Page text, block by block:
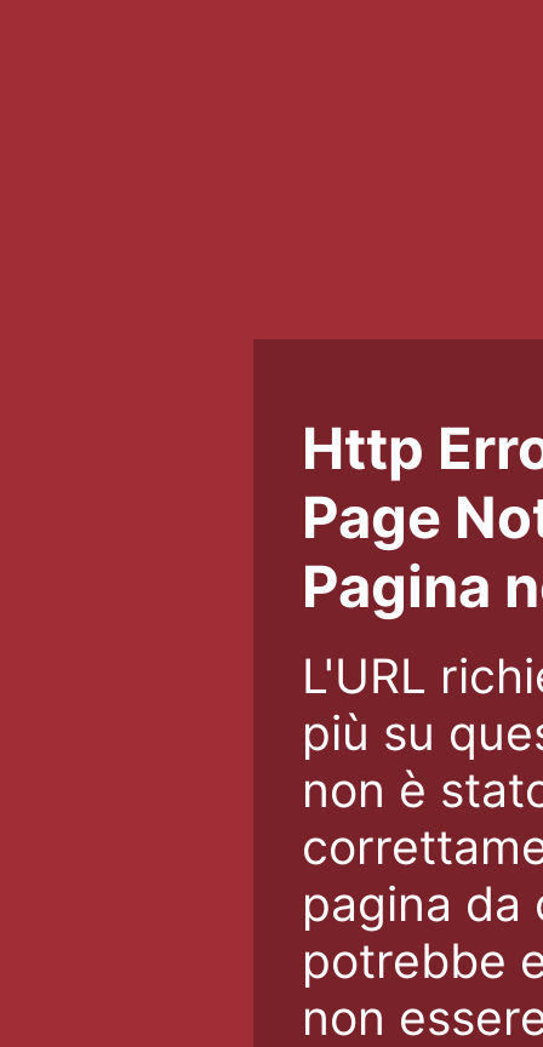
Http
Page
Pagina
L'URL
più su
non è
pagina da
potrebbe
non